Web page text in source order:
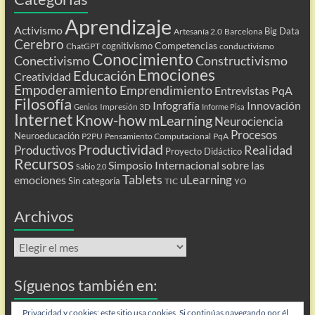
Activismo Aprendizaje Artesanía 2.0 Barcelona Big Data
Cerebro ChatGPT cognitivismo Competencias conductivismo
ConectivismoConocimientoConstructivismo
Creatividad Educación Emociones
Empoderamiento Emprendimiento Entrevistas PqA
Filosofía Genios Impresión 3D Infografía Informe Pisa Innovación
Internet Know-howmLearning Neurociencia
Neuroeducación P2PU Pensamiento Computacional PqA Procesos
Productivos Productividad Proyecto Didáctico Realidad
Recursos Sabio 2.0 Simposio Internacional sobre las
emociones Sin categoría Tablets TIC uLearning YO
Archivos
Archivos
Síguenos también en:
Privacidad y cookies: este sitio usa cookies. Si continúas navegando por él,